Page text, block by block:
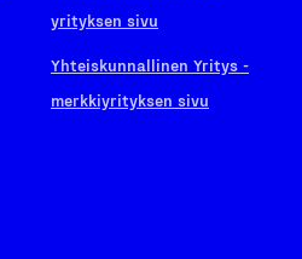
yrityksen sivu
Yhteiskunnallinen Yritys -
merkkiyrityksen sivu